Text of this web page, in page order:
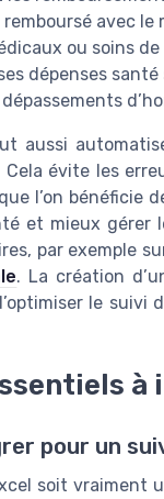
avec
ou soins
dépenses
aussi
évite les
l’on bénéficie
et mieux
par exemple
. La création
le
à
pour un
soit vraiment